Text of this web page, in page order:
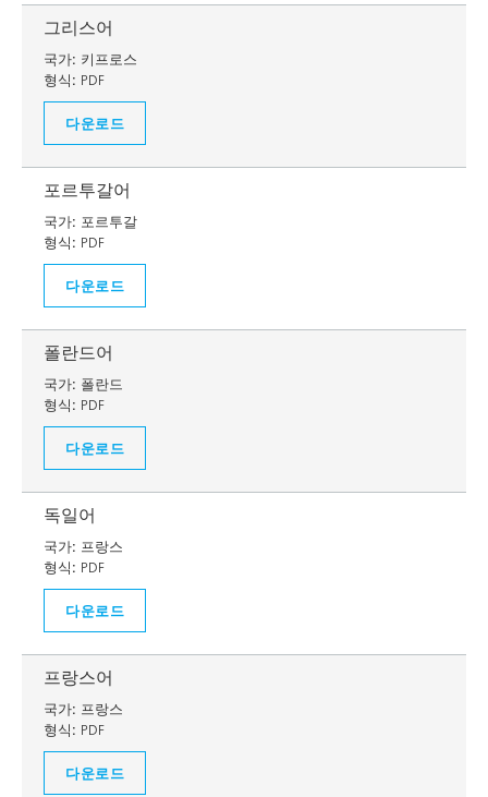
그리스어
국가: 키프로스
형식: PDF
다운로드
포르투갈어
국가: 포르투갈
형식: PDF
다운로드
폴란드어
국가: 폴란드
형식: PDF
다운로드
독일어
국가: 프랑스
형식: PDF
다운로드
프랑스어
국가: 프랑스
형식: PDF
다운로드